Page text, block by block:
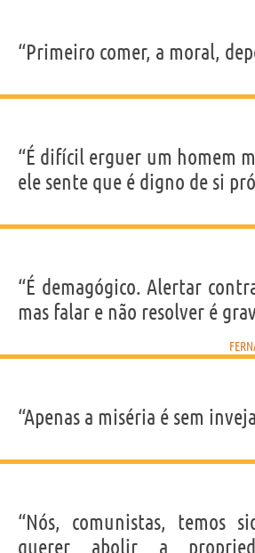
“Primeiro comer, a moral,
“É difícil erguer um homem
ele sente que é digno de si
“É demagógico. Alertar
mas falar e não resolver é
“Apenas a miséria é sem
“Nós, comunistas, temos
querer abolir a